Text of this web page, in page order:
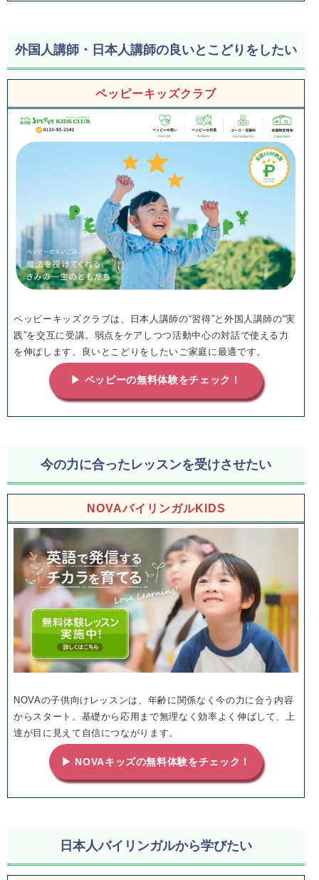
外国人講師・日本人講師の良いとこどりをしたい
ペッピーキッズクラブ
ペッピーキッズクラブは、日本人講師の“習得”と外国人講師の“実
践”を交互に受講。弱点をケアしつつ活動中心の対話で使える力
を伸ばします。良いとこどりをしたいご家庭に最適です。
▶ ペッピーの無料体験をチェック！
今の力に合ったレッスンを受けさせたい
NOVAバイリンガルKIDS
NOVAの子供向けレッスンは、年齢に関係なく今の力に合う内容
からスタート。基礎から応用まで無理なく効率よく伸ばして、上
達が目に見えて自信につながります。
▶ NOVAキッズの無料体験をチェック！
日本人バイリンガルから学びたい